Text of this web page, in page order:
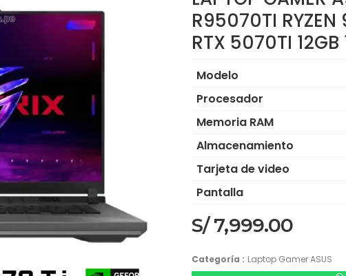
R95070TI RYZEN
RTX 5070TI 12GB
Modelo
Procesador
Memoria RAM
Almacenamiento
Tarjeta de video
Pantalla
S/7,999.00
Categoría : Laptop Gamer ASUS